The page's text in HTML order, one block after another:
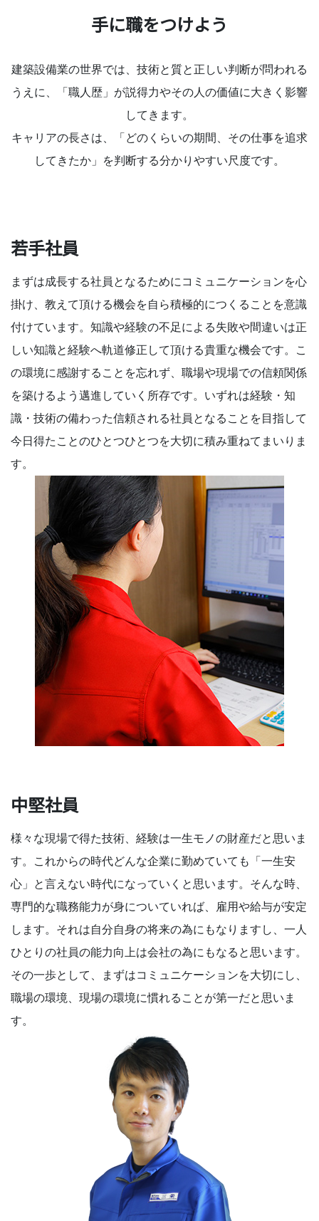
手に職をつけよう
建築設備業の世界では、技術と質と正しい判断が問われる
うえに、「職人歴」が説得力やその人の価値に大きく影響
してきます。
キャリアの長さは、「どのくらいの期間、その仕事を追求
してきたか」を判断する分かりやすい尺度です。
若手社員
まずは成長する社員となるためにコミュニケーションを心
掛け、教えて頂ける機会を自ら積極的につくることを意識
付けています。知識や経験の不足による失敗や間違いは正
しい知識と経験へ軌道修正して頂ける貴重な機会です。こ
の環境に感謝することを忘れず、職場や現場での信頼関係
を築けるよう邁進していく所存です。いずれは経験・知
識・技術の備わった信頼される社員となることを目指して
今日得たことのひとつひとつを大切に積み重ねてまいりま
す。
中堅社員
様々な現場で得た技術、経験は一生モノの財産だと思いま
す。これからの時代どんな企業に勤めていても「一生安
心」と言えない時代になっていくと思います。そんな時、
専門的な職務能力が身についていれば、雇用や給与が安定
します。それは自分自身の将来の為にもなりますし、一人
ひとりの社員の能力向上は会社の為にもなると思います。
その一歩として、まずはコミュニケーションを大切にし、
職場の環境、現場の環境に慣れることが第一だと思いま
す。